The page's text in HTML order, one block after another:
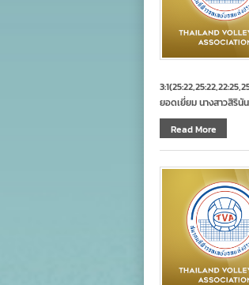
ยอดเยี่ยม นางสาวสิริ
Read More